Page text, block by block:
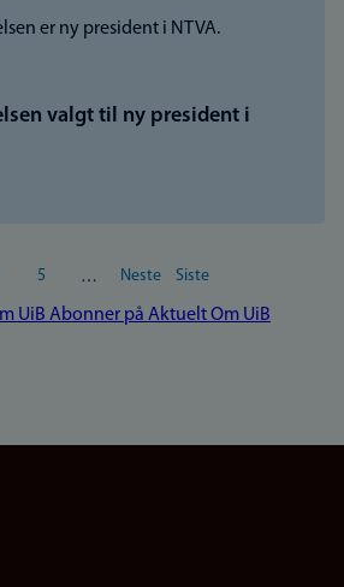
valgt til ny president i
Side
5 …
Neste
Neste
Siste
Siste
UiB Abonner på Aktuelt Om UiB